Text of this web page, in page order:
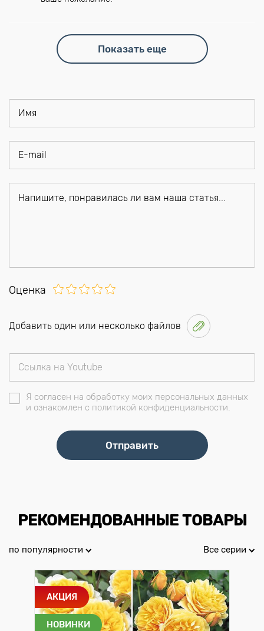
Показать еще
Оценка
Добавить один или несколько файлов
Я согласен на обработку моих персональных данных
и ознакомлен с политикой конфиденциальности.
РЕКОМЕНДОВАННЫЕ ТОВАРЫ
по популярности Все серии
АКЦИЯ
НОВИНКИ